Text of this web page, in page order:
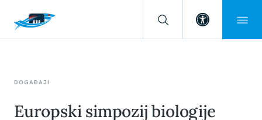
Open
DOGAĐAJI
Europski simpozij biologije